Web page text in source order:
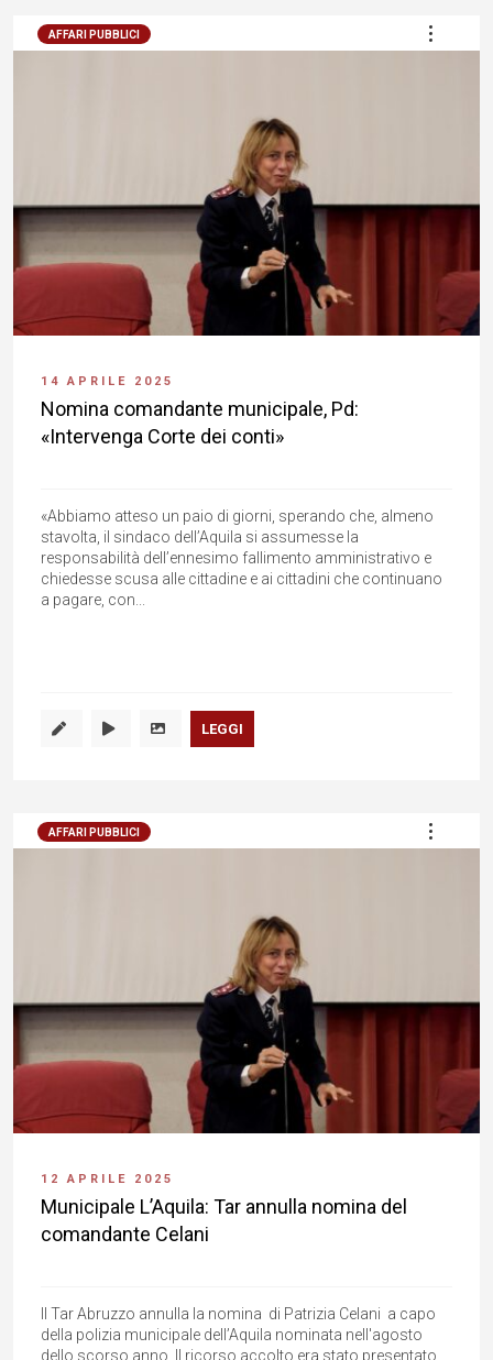
AFFARI PUBBLICI
14 APRILE 2025
Nomina comandante municipale, Pd:
«Intervenga Corte dei conti»
«Abbiamo atteso un paio di giorni, sperando che, almeno
stavolta, il sindaco dell’Aquila si assumesse la
responsabilità dell’ennesimo fallimento amministrativo e
chiedesse scusa alle cittadine e ai cittadini che continuano
a pagare, con...
LEGGI
AFFARI PUBBLICI
12 APRILE 2025
Municipale L’Aquila: Tar annulla nomina del
comandante Celani
Il Tar Abruzzo annulla la nomina di Patrizia Celani a capo
della polizia municipale dell’Aquila nominata nell'agosto
dello scorso anno. Il ricorso accolto era stato presentato